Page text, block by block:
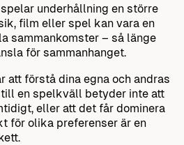
underhållning en större
film eller spel kan vara en
sammankomster – så länge
för sammanhanget.
att förstå dina egna och andras
en spelkväll betyder inte att
eller att det får dominera
för olika preferenser är en